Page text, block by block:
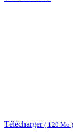
Télécharger ( 120 Mo )